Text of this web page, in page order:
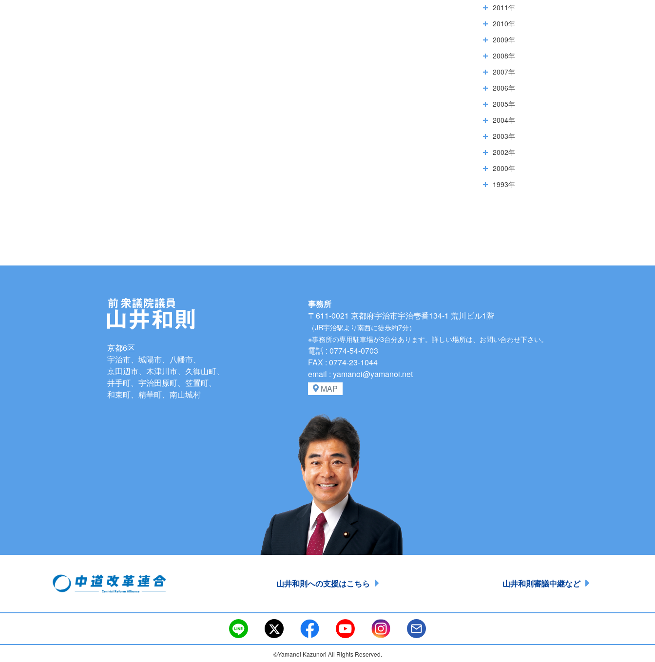
2011年
2010年
2009年
2008年
2007年
2006年
2005年
2004年
2003年
2002年
2000年
1993年
京都6区
宇治市、城陽市、八幡市、
京田辺市、木津川市、久御山町、
井手町、宇治田原町、笠置町、
和束町、精華町、南山城村
事務所
〒611-0021 京都府宇治市宇治壱番134-1 荒川ビル1階
（JR宇治駅より南西に徒歩約7分）
※事務所の専用駐車場が3台分あります。 詳しい場所は、お問い合わせ下さい。
電話 : 0774-54-0703
FAX : 0774-23-1044
email : yamanoi@yamanoi.net
MAP
山井和則への支援はこちら 山井和則審議中継など
©Yamanoi Kazunori All Rights Reserved.